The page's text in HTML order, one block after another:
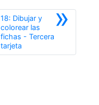
»
18: Dibujar y
colorear las
fichas - Tercera
tarjetaSiguiente